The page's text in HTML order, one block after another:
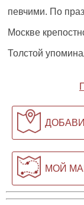
певчими. По
Москве
Толстой
МОЙ